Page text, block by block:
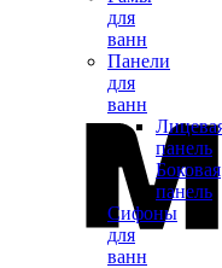
для
ванн
Панели
для
ванн
панель
Боковая
панель
Сифоны
для
ванн